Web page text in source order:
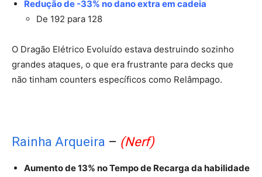
Redução de -33% no dano extra em cadeia
De 192 para 128
O Dragão Elétrico Evoluído estava destruindo sozinho
grandes ataques, o que era frustrante para decks que
não tinham counters específicos como Relâmpago.
Rainha Arqueira – (Nerf)
Aumento de 13% no Tempo de Recarga da habilidade